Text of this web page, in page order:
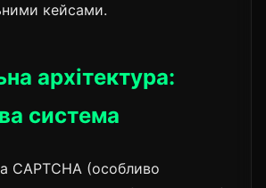
кейсами.
архітектура:
система
CAPTCHA (особливо